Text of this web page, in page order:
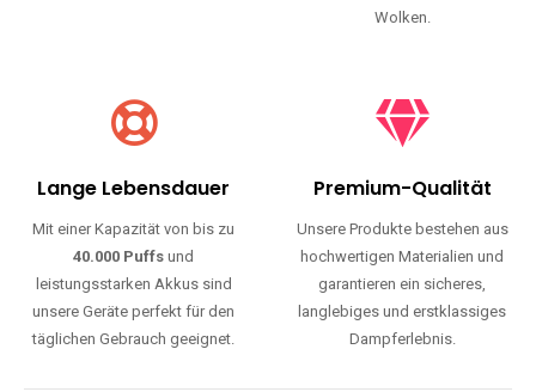
Wolken.
Lange Lebensdauer
Mit einer Kapazität von bis zu
40.000 Puffs und
leistungsstarken Akkus sind
unsere Geräte perfekt für den
täglichen Gebrauch geeignet.
Premium-Qualität
Unsere Produkte bestehen aus
hochwertigen Materialien und
garantieren ein sicheres,
langlebiges und erstklassiges
Dampferlebnis.